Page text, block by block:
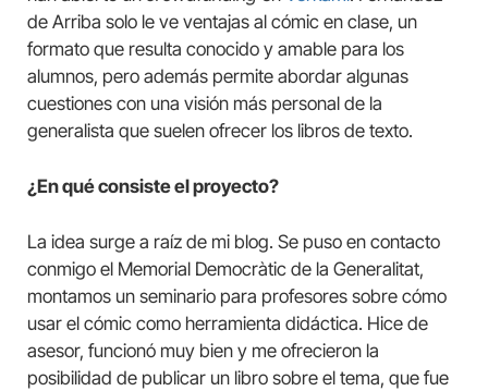
de Arriba solo le ve ventajas al cómic en clase, un
formato que resulta conocido y amable para los
alumnos, pero además permite abordar algunas
cuestiones con una visión más personal de la
generalista que suelen ofrecer los libros de texto.
¿En qué consiste el proyecto?
La idea surge a raíz de mi blog. Se puso en contacto
conmigo el Memorial Democràtic de la Generalitat,
montamos un seminario para profesores sobre cómo
usar el cómic como herramienta didáctica. Hice de
asesor, funcionó muy bien y me ofrecieron la
posibilidad de publicar un libro sobre el tema, que fue